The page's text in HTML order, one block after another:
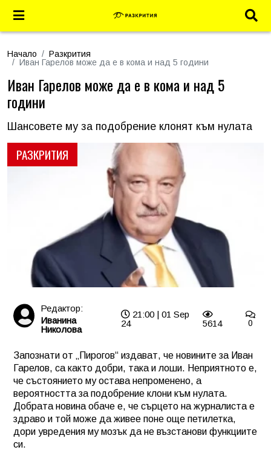
Начало
Разкрития
Иван Гарелов може да е в кома и над 5 години
РАЗКРИТИЯ
Иван Гарелов може да е в кома и над 5
години
Шансовете му за подобрение клонят към нулата
Редактор:
Иванина
Николова
21:00 | 01 Sep
24
5614 0
Запознати от „Пирогов“ издават, че новините за Иван
Гарелов, са както добри, така и лоши. Неприятното е,
че състоянието му остава непроменено, а
вероятността за подобрение клони към нулата.
Добрата новина обаче е, че сърцето на журналиста е
здраво и той може да живее поне още петилетка,
дори увредения му мозък да не възстанови функциите
си.